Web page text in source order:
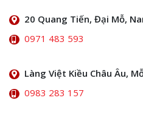
20 Quang Tiến, Đại Mỗ,
0971 483 593
Làng Việt Kiều Châu Âu,
0983 283 157